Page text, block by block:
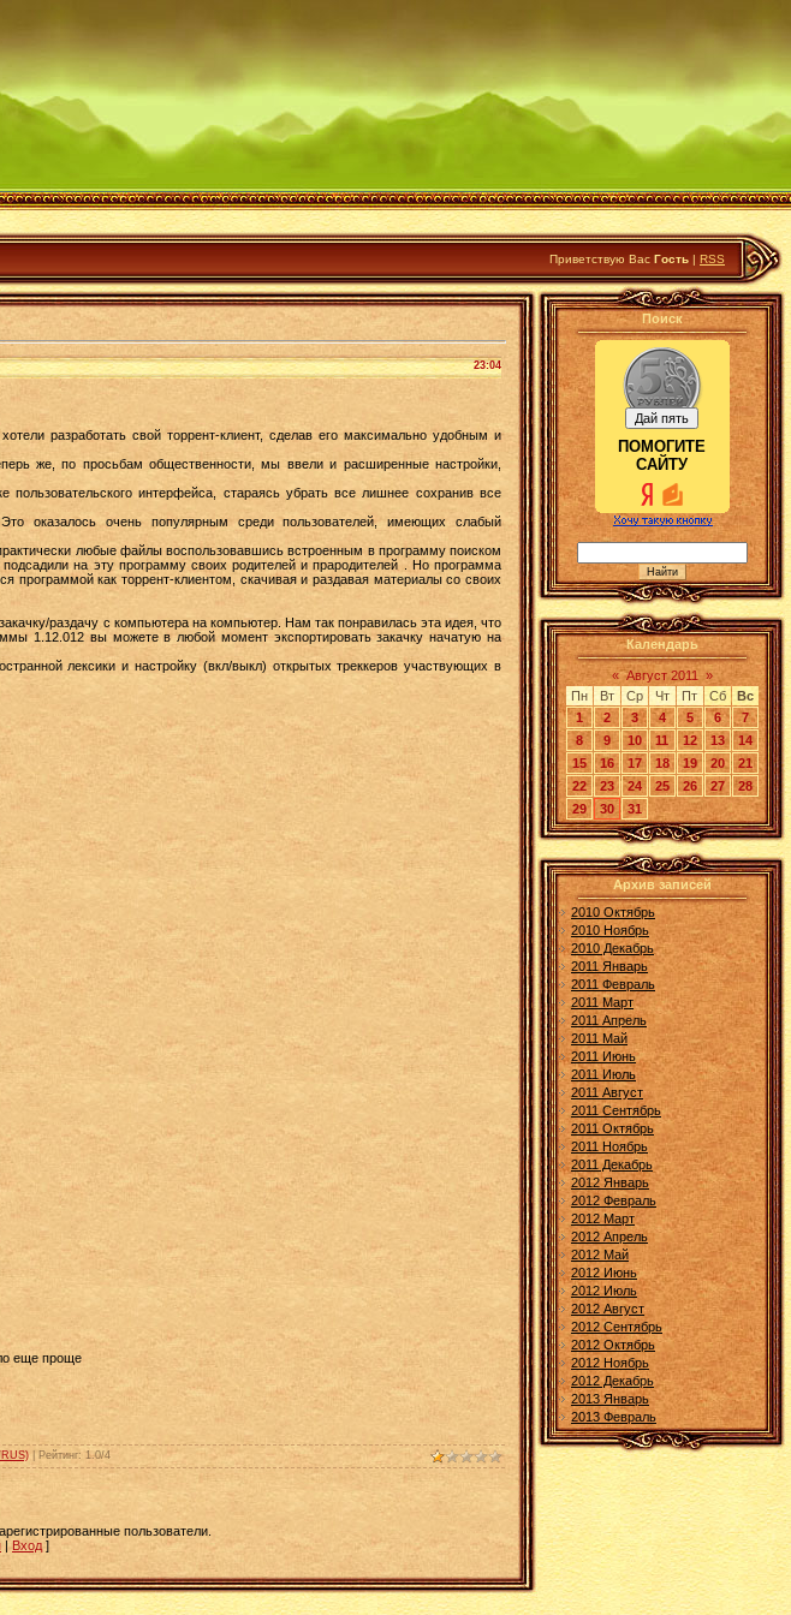
Приветствую Вас Гость | RSS
23:04
разработать свой торрент-клиент, сделав его максимально удобным и
же, по просьбам общественности, мы ввели и расширенные настройки,
интерфейса, стараясь убрать все лишнее сохранив все
оказалось очень популярным среди пользователей, имеющих слабый
любые файлы воспользовавшись встроенным в программу поиском
на эту программу своих родителей и прародителей . Но программа
программой как торрент-клиентом, скачивая и раздавая материалы со своих
раздачу с компьютера на компьютер. Нам так понравилась эта идея, что
1.12.012 вы можете в любой момент экспортировать закачку начатую на
лексики и настройку (вкл/выкл) открытых треккеров участвующих в
еще проще
Рейтинг: 1.0/4
пользователи.
|Вход ]
Поиск
ПОМОГИТЕ
САЙТУ
Календарь
« Август 2011 »
Пн
Вт Ср Чт Пт Сб
Вс
1
2 3 4 5 6
7
8
9 10 11 12 13
14
15
16 17 18 19 20
21
22
23 24 25 26 27
28
29
30 31
Архив записей
2010 Октябрь
2010 Ноябрь
2010 Декабрь
2011 Январь
2011 Февраль
2011 Март
2011 Апрель
2011 Май
2011 Июнь
2011 Июль
2011 Август
2011 Сентябрь
2011 Октябрь
2011 Ноябрь
2011 Декабрь
2012 Январь
2012 Февраль
2012 Март
2012 Апрель
2012 Май
2012 Июнь
2012 Июль
2012 Август
2012 Сентябрь
2012 Октябрь
2012 Ноябрь
2012 Декабрь
2013 Январь
2013 Февраль